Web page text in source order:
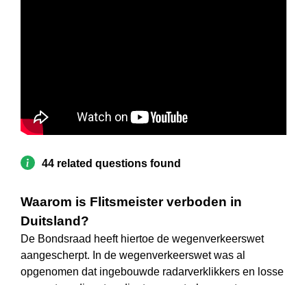
44 related questions found
Waarom is Flitsmeister verboden in
Duitsland?
De Bondsraad heeft hiertoe de wegenverkeerswet
aangescherpt. In de wegenverkeerswet was al
opgenomen dat ingebouwde radarverklikkers en losse